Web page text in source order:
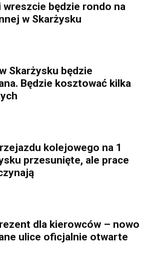
będzie rondo na
w Skarżysku
Skarżysku będzie
Będzie kosztować kilka
kolejowego na 1
przesunięte, ale prace
dla kierowców – nowo
ulice oficjalnie otwarte